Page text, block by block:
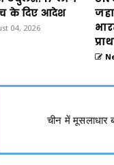
के दिए आदेश
04, 2026
चीन में मूसलाधार